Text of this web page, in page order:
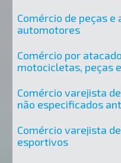
Comércio de peças
automotores
Comércio por
motocicletas, peças
Comércio varejista
não especificados
Comércio varejista
esportivos